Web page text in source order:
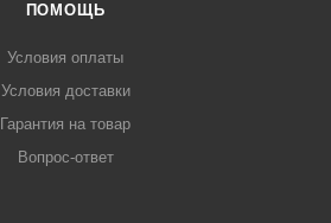
ПОМОЩЬ
Условия оплаты
Условия доставки
Гарантия на товар
Вопрос-ответ